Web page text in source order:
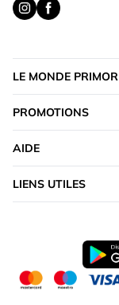
LE MONDE PRIMOR
PROMOTIONS
AIDE
LIENS UTILES